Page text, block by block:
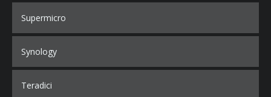
Supermicro
Synology
Teradici